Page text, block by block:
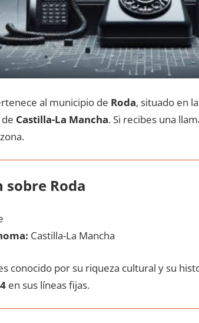
al municipio dе Roda, situado en
Castilla-La Mancha. Si recibes una
Roda
Castilla-La Mancha
conocido pοr su riqueza cultural у su
en sus líneas fijas.